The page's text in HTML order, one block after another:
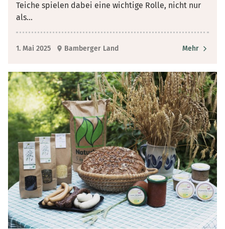
Teiche spielen dabei eine wichtige Rolle, nicht nur
als...
1. Mai 2025 Bamberger Land Mehr